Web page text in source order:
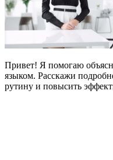
Привет! Я помогаю
языком. Расскажи
рутину и повысить